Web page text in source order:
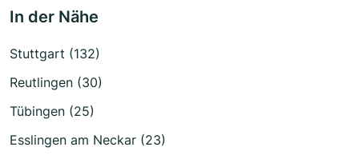
In der Nähe
Stuttgart (132)
Reutlingen (30)
Tübingen (25)
Esslingen am Neckar (23)